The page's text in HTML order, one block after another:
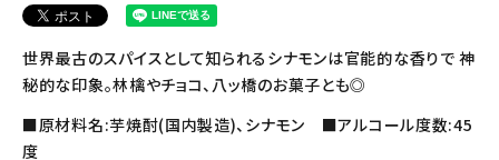
世界最古のスパイスとして知られるシナモンは官能的な香りで 神
秘的な印象。林檎やチョコ、八ッ橋のお菓子とも◎
■原材料名:芋焼酎(国内製造)、シナモン ■アルコール度数:45
度